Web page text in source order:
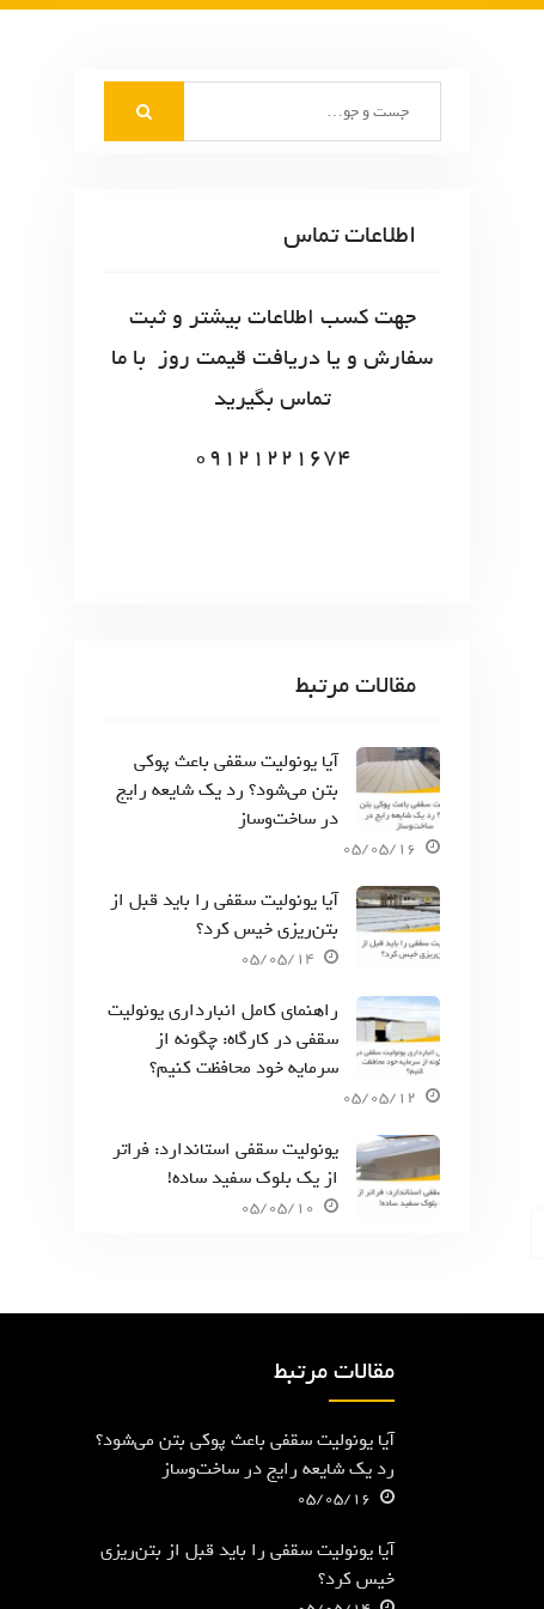
اطلاعات تماس
جهت کسب اطلاعات بیشتر و ثبت
سفارش و یا دریافت قیمت روز با ما
تماس بگیرید
09121221674
مقالات مرتبط
آیا یونولیت سقفی باعث پوکی
بتن می‌شود؟ رد یک شایعه رایج
در ساخت‌وساز
05/05/16
آیا یونولیت سقفی را باید قبل از
بتن‌ریزی خیس کرد؟
05/05/14
راهنمای کامل انبارداری یونولیت
سقفی در کارگاه: چگونه از
سرمایه خود محافظت کنیم؟
05/05/12
یونولیت سقفی استاندارد: فراتر
از یک بلوک سفید ساده!
05/05/10
مقالات مرتبط
آیا یونولیت سقفی باعث پوکی بتن می‌شود؟
رد یک شایعه رایج در ساخت‌وساز
05/05/16
آیا یونولیت سقفی را باید قبل از بتن‌ریزی
خیس کرد؟